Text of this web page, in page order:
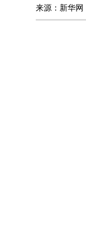
来源：新华网